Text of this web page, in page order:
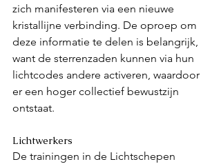
zich manifesteren via een nieuwe
kristallijne verbinding. De oproep om
deze informatie te delen is belangrijk,
want de sterrenzaden kunnen via hun
lichtcodes andere activeren, waardoor
er een hoger collectief bewustzijn
ontstaat.
Lichtwerkers
De trainingen in de Lichtschepen